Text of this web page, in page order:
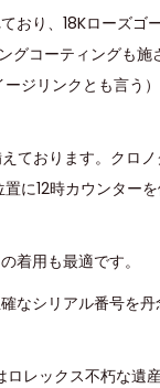
おり、18Kローズゴ
グコーティングも施
ジリンクとも言う
ております。クロ
に12時カウンター
着用も最適です。
なシリアル番号を丹
ロレックス不朽な遺